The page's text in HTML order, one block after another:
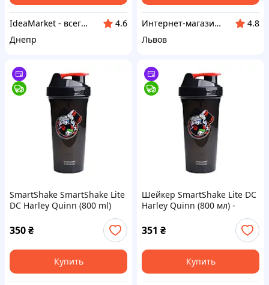
IdeaMarket - всегда прекрасная идея!
4.6
Днепр
Интернет-магазин крутых товаров КРУТО!
4.8
Львов
SmartShake SmartShake Lite
DC Harley Quinn (800 ml)
350₴
Купить
Шейкер SmartShake Lite DC
Harley Quinn (800 мл) -
прочность и драйв
351 ₴
Купить